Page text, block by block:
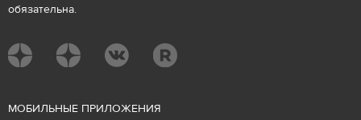
обязательна.
МОБИЛЬНЫЕ ПРИЛОЖЕНИЯ